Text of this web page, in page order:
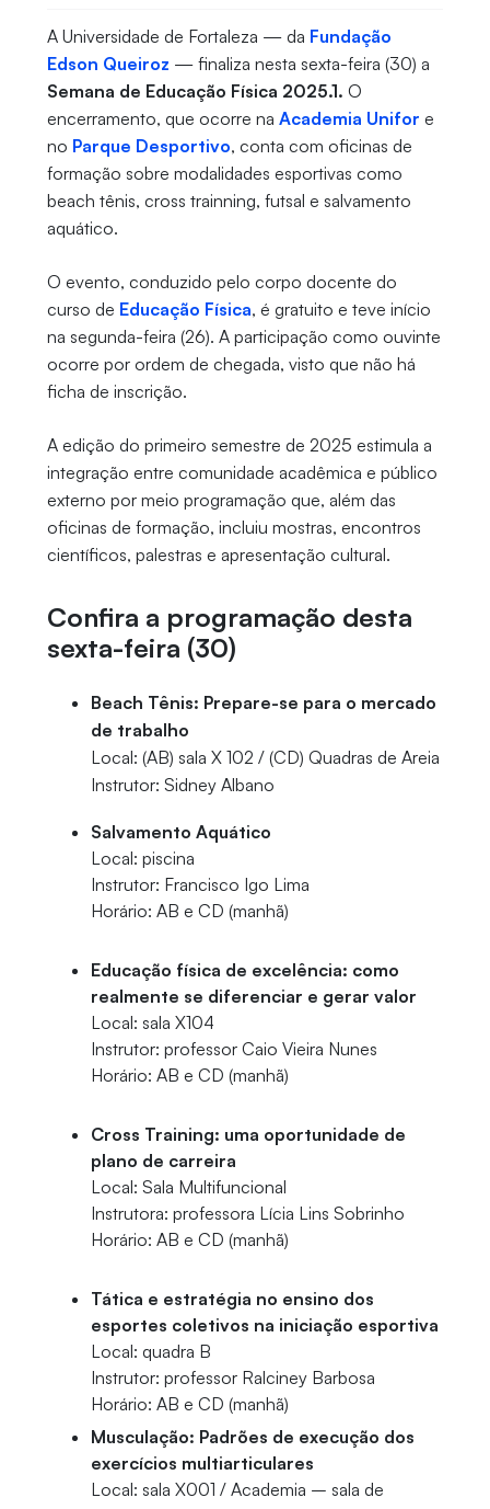
A Universidade de Fortaleza — da Fundação
Edson Queiroz — finaliza nesta sexta-feira (30) a
Semana de Educação Física 2025.1. O
encerramento, que ocorre na Academia Unifor e
no Parque Desportivo, conta com oficinas de
formação sobre modalidades esportivas como
beach tênis, cross trainning, futsal e salvamento
aquático.
O evento, conduzido pelo corpo docente do
curso de Educação Física, é gratuito e teve início
na segunda-feira (26). A participação como ouvinte
ocorre por ordem de chegada, visto que não há
ficha de inscrição.
A edição do primeiro semestre de 2025 estimula a
integração entre comunidade acadêmica e público
externo por meio programação que, além das
oficinas de formação, incluiu mostras, encontros
científicos, palestras e apresentação cultural.
Confira a programação desta
sexta-feira (30)
Beach Tênis: Prepare-se para o mercado
de trabalho
Local: (AB) sala X 102 / (CD) Quadras de Areia
Instrutor: Sidney Albano
Salvamento Aquático
Local: piscina
Instrutor: Francisco Igo Lima
Horário: AB e CD (manhã)
Educação física de excelência: como
realmente se diferenciar e gerar valor
Local: sala X104
Instrutor: professor Caio Vieira Nunes
Horário: AB e CD (manhã)
Cross Training: uma oportunidade de
plano de carreira
Local: Sala Multifuncional
Instrutora: professora Lícia Lins Sobrinho
Horário: AB e CD (manhã)
Tática e estratégia no ensino dos
esportes coletivos na iniciação esportiva
Local: quadra B
Instrutor: professor Ralciney Barbosa
Horário: AB e CD (manhã)
Musculação: Padrões de execução dos
exercícios multiarticulares
Local: sala X001 / Academia – sala de